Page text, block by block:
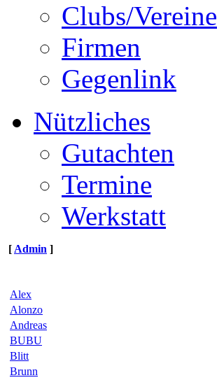
Clubs/Vereine
Firmen
Gegenlink
Nützliches
Gutachten
Termine
Werkstatt
[ Admin ]
Alex
Alonzo
Andreas
BUBU
Blitt
Brunn